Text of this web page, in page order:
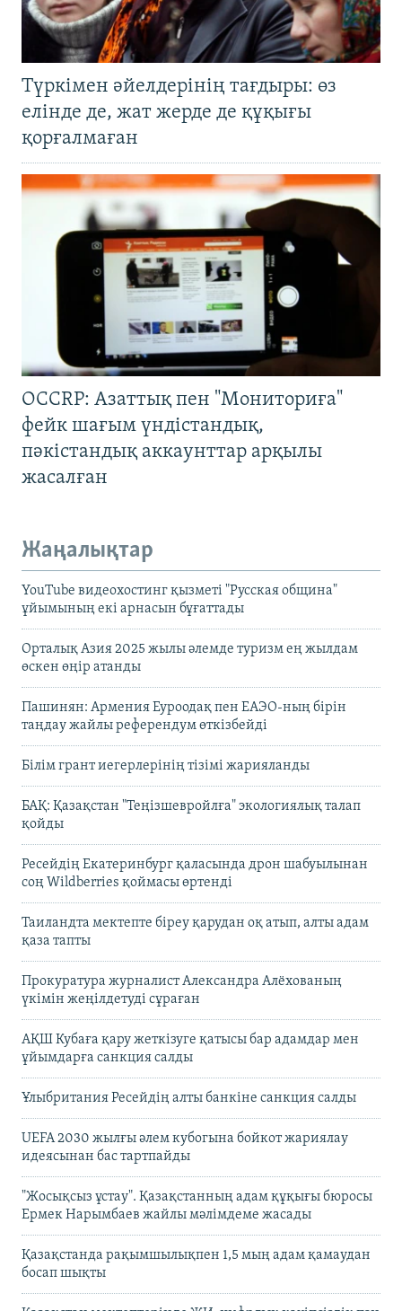
Түркімен әйелдерінің тағдыры: өз
елінде де, жат жерде де құқығы
қорғалмаған
OCCRP: Азаттық пен "Мониториға"
фейк шағым үндістандық,
пәкістандық аккаунттар арқылы
жасалған
Жаңалықтар
YouTube видеохостинг қызметі "Русская община"
ұйымының екі арнасын бұғаттады
Орталық Азия 2025 жылы әлемде туризм ең жылдам
өскен өңір атанды
Пашинян: Армения Еуроодақ пен ЕАЭО-ның бірін
таңдау жайлы референдум өткізбейді
Білім грант иегерлерінің тізімі жарияланды
БАҚ: Қазақстан "Теңізшевройлға" экологиялық талап
қойды
Ресейдің Екатеринбург қаласында дрон шабуылынан
соң Wildberries қоймасы өртенді
Таиландта мектепте біреу қарудан оқ атып, алты адам
қаза тапты
Прокуратура журналист Александра Алёхованың
үкімін жеңілдетуді сұраған
АҚШ Кубаға қару жеткізуге қатысы бар адамдар мен
ұйымдарға санкция салды
Ұлыбритания Ресейдің алты банкіне санкция салды
UEFA 2030 жылғы әлем кубогына бойкот жариялау
идеясынан бас тартпайды
"Жосықсыз ұстау". Қазақстанның адам құқығы бюросы
Ермек Нарымбаев жайлы мәлімдеме жасады
Қазақстанда рақымшылықпен 1,5 мың адам қамаудан
босап шықты